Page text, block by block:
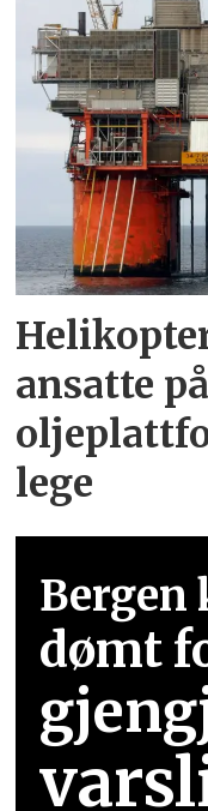
ansatte
lege
Bergen
dømt